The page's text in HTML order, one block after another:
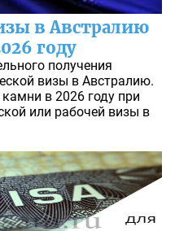
в Австралию
году
получения
визы в Австралию.
в 2026 году при
или рабочей визы в